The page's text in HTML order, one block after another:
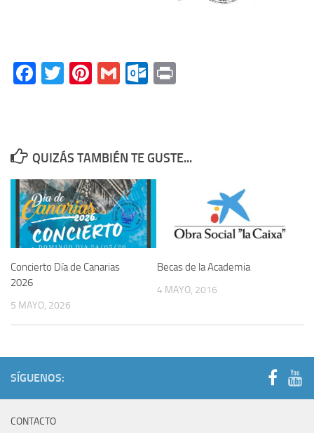
Facebook
Twitter
Pinterest
GmailOutlook.com
QUIZÁS TAMBIÉN TE GUSTE...
Concierto Día de Canarias
2026
5 MAYO, 2026
Becas de la Academia
4 MAYO, 2016
SÍGUENOS:
CONTACTO